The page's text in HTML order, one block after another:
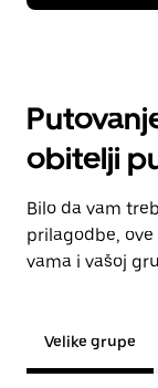
obitelji
Bilo da vam
prilagodbe,
vama i vašoj
Velike grupe